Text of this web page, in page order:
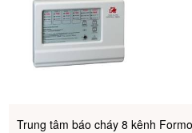
Trung tâm báo cháy 8 kênh